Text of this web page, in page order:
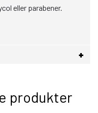
eller parabener.
produkter